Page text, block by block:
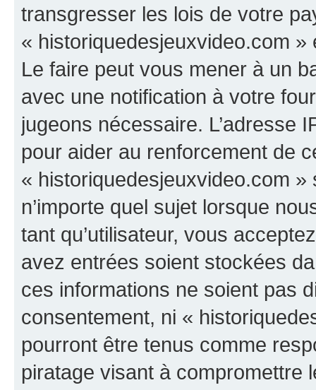
transgresser les lois de votre
« historiquedesjeuxvideo.com
Le faire peut vous mener à un
avec une notification à votre
jugeons nécessaire. L’adresse
pour aider au renforcement de
« historiquedesjeuxvideo.com
n’importe quel sujet lorsque
tant qu’utilisateur, vous
avez entrées soient stockées
ces informations ne soient pas
consentement, ni «
pourront être tenus comme
piratage visant à compromettre